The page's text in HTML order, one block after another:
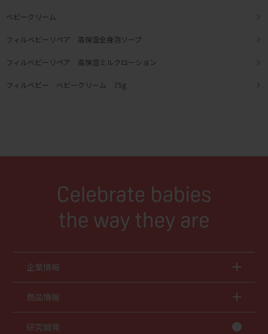
ベビークリーム
フィルベビーリペア 高保湿全身泡ソープ
フィルベビーリペア 高保湿ミルクローション
フィルベビー ベビークリーム 75g
企業情報
商品情報
研究開発